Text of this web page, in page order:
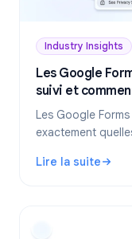
Industry Insights
Les Google
suivi et
2026
Les Google
exactement
des formulaires
Lire la suite
: Les Google